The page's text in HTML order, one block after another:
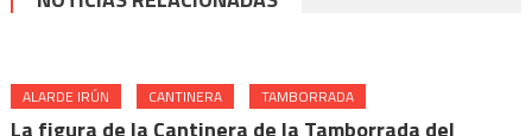
ALARDE IRÚN CANTINERA TAMBORRADA
La figura de la Cantinera de la Tamborrada del